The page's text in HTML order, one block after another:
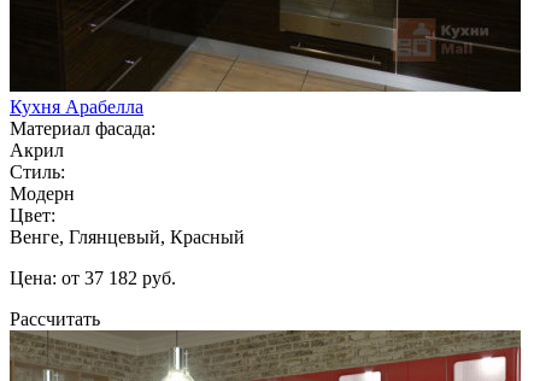
Кухня Арабелла
Материал фасада:
Акрил
Стиль:
Модерн
Цвет:
Венге, Глянцевый, Красный
Цена: от 37 182 руб.
Рассчитать